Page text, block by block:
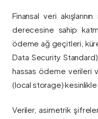
Finansal veri
derecesine sahip
ödeme ağ geçitleri,
Data Security Standard)
hassas ödeme verileri
(local storage) kesinlikle
Veriler, asimetrik